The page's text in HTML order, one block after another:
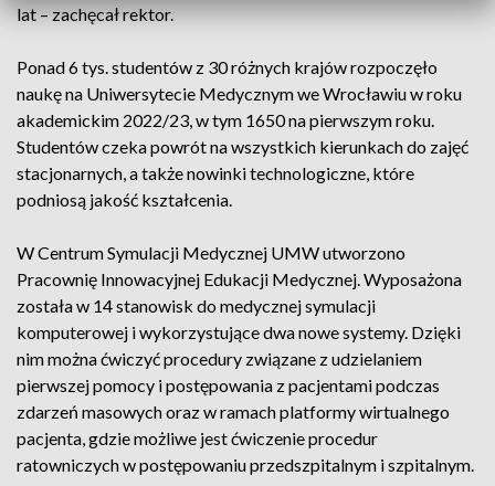
lat – zachęcał rektor.
Ponad 6 tys. studentów z 30 różnych krajów rozpoczęło
naukę na Uniwersytecie Medycznym we Wrocławiu w roku
akademickim 2022/23, w tym 1650 na pierwszym roku.
Studentów czeka powrót na wszystkich kierunkach do zajęć
stacjonarnych, a także nowinki technologiczne, które
podniosą jakość kształcenia.
W Centrum Symulacji Medycznej UMW utworzono
Pracownię Innowacyjnej Edukacji Medycznej. Wyposażona
została w 14 stanowisk do medycznej symulacji
komputerowej i wykorzystujące dwa nowe systemy. Dzięki
nim można ćwiczyć procedury związane z udzielaniem
pierwszej pomocy i postępowania z pacjentami podczas
zdarzeń masowych oraz w ramach platformy wirtualnego
pacjenta, gdzie możliwe jest ćwiczenie procedur
ratowniczych w postępowaniu przedszpitalnym i szpitalnym.